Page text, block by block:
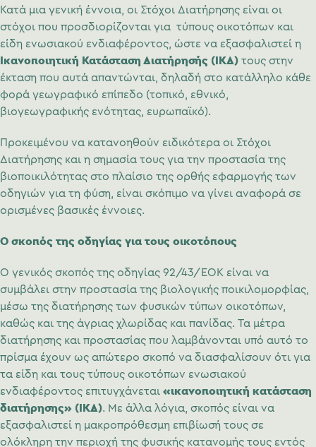
Κατά μια γενική έννοια, οι Στόχοι Διατήρησης είναι οι
στόχοι που προσδιορίζονται για τύπους οικοτόπων και
είδη ενωσιακού ενδιαφέροντος, ώστε να εξασφαλιστεί η
Ικανοποιητική Κατάσταση Διατήρησής (ΙΚΔ) τους στην
έκταση που αυτά απαντώνται, δηλαδή στο κατάλληλο κάθε
φορά γεωγραφικό επίπεδο (τοπικό, εθνικό,
βιογεωγραφικής ενότητας, ευρωπαϊκό).
Προκειμένου να κατανοηθούν ειδικότερα οι Στόχοι
Διατήρησης και η σημασία τους για την προστασία της
βιοποικιλότητας στο πλαίσιο της ορθής εφαρμογής των
οδηγιών για τη φύση, είναι σκόπιμο να γίνει αναφορά σε
ορισμένες βασικές έννοιες.
Ο σκοπός της οδηγίας για τους οικοτόπους
Ο γενικός σκοπός της οδηγίας 92/43/ΕΟΚ είναι να
συμβάλει στην προστασία της βιολογικής ποικιλομορφίας,
μέσω της διατήρησης των φυσικών τύπων οικοτόπων,
καθώς και της άγριας χλωρίδας και πανίδας. Τα μέτρα
διατήρησης και προστασίας που λαμβάνονται υπό αυτό το
πρίσμα έχουν ως απώτερο σκοπό να διασφαλίσουν ότι για
τα είδη και τους τύπους οικοτόπων ενωσιακού
ενδιαφέροντος επιτυγχάνεται «ικανοποιητική κατάσταση
διατήρησης» (ΙΚΔ). Με άλλα λόγια, σκοπός είναι να
εξασφαλιστεί η μακροπρόθεσμη επιβίωσή τους σε
ολόκληρη την περιοχή της φυσικής κατανομής τους εντός